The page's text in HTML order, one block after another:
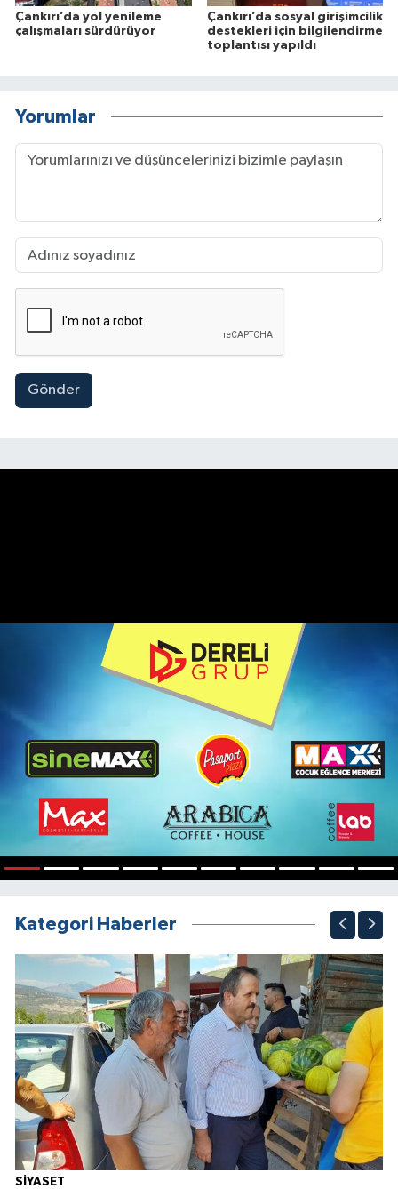
Çankırı’da yol yenileme
çalışmaları sürdürüyor
Çankırı’da sosyal girişimcilik
destekleri için bilgilendirme
toplantısı yapıldı
Yorumlar
Gönder
Kategori Haberler
SİYASET